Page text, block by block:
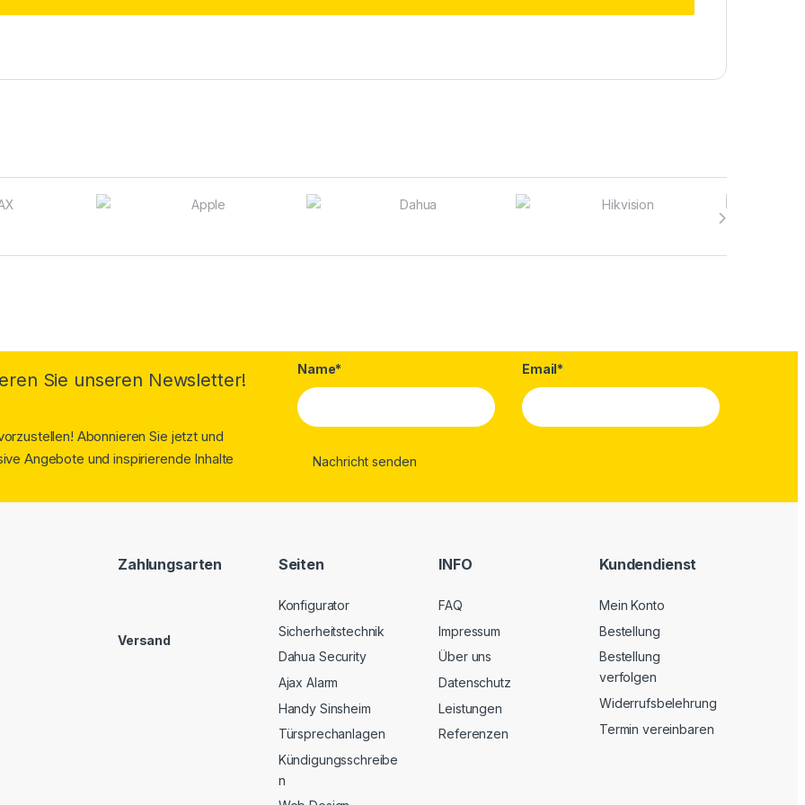
Sie unseren Newsletter!
Abonnieren Sie jetzt und
Angebote und inspirierende Inhalte
Name* Email*
Zahlungsarten
Versand
Seiten
Konfigurator
Sicherheitstechnik
Dahua Security
Ajax Alarm
Handy Sinsheim
Türsprechanlagen
Kündigungsschreibe
n
INFO
FAQ
Impressum
Über uns
Datenschutz
Leistungen
Referenzen
Kundendienst
Mein Konto
Bestellung
Bestellung
verfolgen
Widerrufsbelehrung
Termin vereinbaren